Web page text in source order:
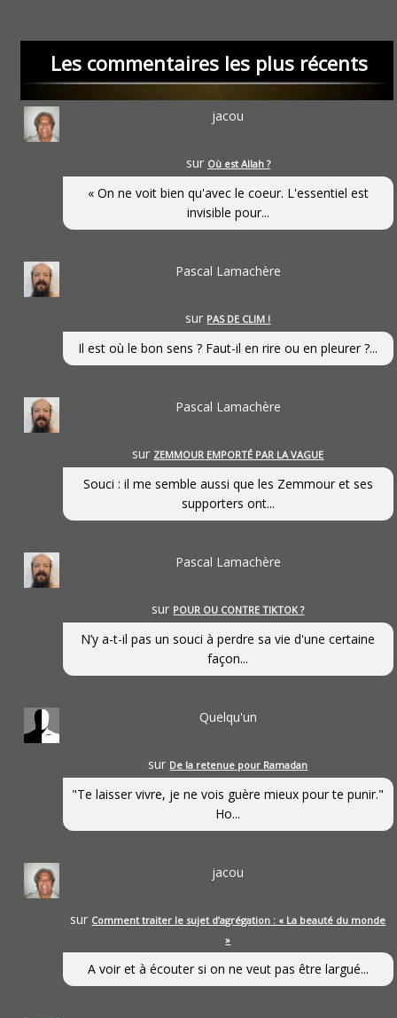
Les commentaires les plus récents
jacou
sur Où est Allah ?
« On ne voit bien qu'avec le coeur. L'essentiel est
invisible pour...
Pascal Lamachère
sur PAS DE CLIM !
Il est où le bon sens ? Faut-il en rire ou en pleurer ?...
Pascal Lamachère
sur ZEMMOUR EMPORTÉ PAR LA VAGUE
Souci : il me semble aussi que les Zemmour et ses
supporters ont...
Pascal Lamachère
sur POUR OU CONTRE TIKTOK ?
N’y a-t-il pas un souci à perdre sa vie d'une certaine
façon...
Quelqu'un
sur De la retenue pour Ramadan
"Te laisser vivre, je ne vois guère mieux pour te punir."
Ho...
jacou
sur Comment traiter le sujet d’agrégation : « La beauté du monde
»
A voir et à écouter si on ne veut pas être largué...